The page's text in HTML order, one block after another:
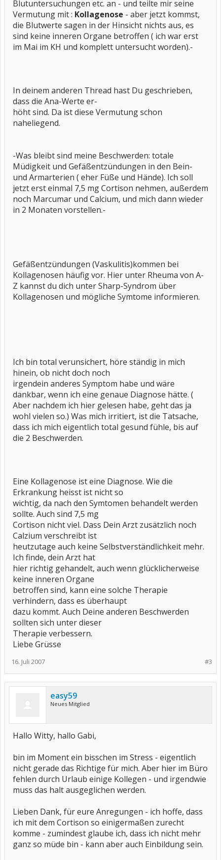
Blutuntersuchungen etc. an - und teilte mir seine
Vermutung mit : Kollagenose - aber jetzt kommst,
die Blutwerte sagen in der Hinsicht nichts aus, es
sind keine inneren Organe betroffen ( ich war erst
im Mai im KH und komplett untersucht worden).-
In deinem anderen Thread hast Du geschrieben,
dass die Ana-Werte er-
höht sind. Da ist diese Vermutung schon
naheliegend.
-Was bleibt sind meine Beschwerden: totale
Müdigkeit und Gefäßentzündungen in den Bein-
und Armarterien ( eher Füße und Hände). Ich soll
jetzt erst einmal 7,5 mg Cortison nehmen, außerdem
noch Marcumar und Calcium, und mich dann wieder
in 2 Monaten vorstellen.-
Gefäßentzündungen (Vaskulitis)kommen bei
Kollagenosen häufig vor. Hier unter Rheuma von A-
Z kannst du dich unter Sharp-Syndrom über
Kollagenosen und mögliche Symtome informieren.
Ich bin total verunsichert, höre ständig in mich
hinein, ob nicht doch noch
irgendein anderes Symptom habe und wäre
dankbar, wenn ich eine genaue Diagnose hätte. (
Aber nachdem ich hier gelesen habe, geht das ja
wohl vielen so.) Was mich irritiert, ist die Tatsache,
dass ich mich eigentlich total gesund fühle, bis auf
die 2 Beschwerden.
Eine Kollagenose ist eine Diagnose. Wie die
Erkrankung heisst ist nicht so
wichtig, da nach den Symtomen behandelt werden
sollte. Auch sind 7,5 mg
Cortison nicht viel. Dass Dein Arzt zusätzlich noch
Calzium verschreibt ist
heutzutage auch keine Selbstverständlichkeit mehr.
Ich finde, dein Arzt hat
hier richtig gehandelt, auch wenn glücklicherweise
keine inneren Organe
betroffen sind, kann eine solche Therapie
verhindern, dass es überhaupt
dazu kommt. Auch Deine anderen Beschwerden
sollten sich unter dieser
Therapie verbessern.
Liebe Grüsse
#3
16. Juli 2007
easy59
Neues Mitglied
Hallo Witty, hallo Gabi,
bin im Moment ein bisschen im Stress - eigentlich
nicht gerade das Richtige für mich. Aber hier im Büro
fehlen durch Urlaub einige Kollegen - und irgendwie
muss das halt ausgeglichen werden.
Lieben Dank, für eure Anregungen - ich hoffe, dass
ich mit dem Cortison so einigermaßen zurecht
komme - zumindest glaube ich, dass ich nicht mehr
ganz so müde bin - kann aber auch Einbildung sein.